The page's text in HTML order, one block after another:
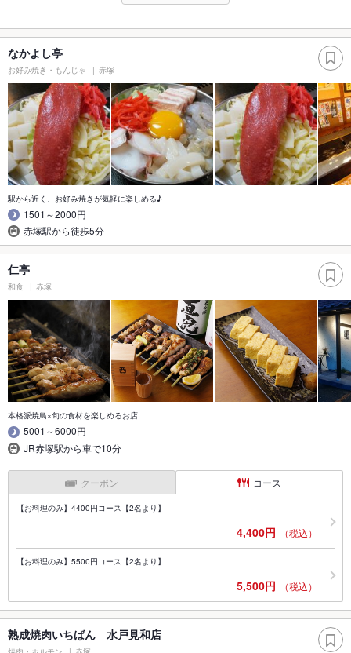
なかよし亭
お好み焼き・もんじゃ 赤塚
駅から近く、お好み焼きが気軽に楽しめる♪
1501～2000円
赤塚駅から徒歩5分
仁亭
和食 赤塚
本格派焼鳥×旬の食材を楽しめるお店
5001～6000円
JR赤塚駅から車で10分
クーポン コース
【お料理のみ】4400円コース【2名より】
4,400円 （税込）
【お料理のみ】5500円コース【2名より】
5,500円 （税込）
熟成焼肉いちばん 水戸見和店